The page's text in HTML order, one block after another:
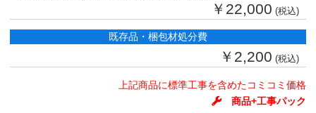
￥22,000 (税込)
既存品・梱包材処分費
￥2,200 (税込)
上記商品に標準工事を含めたコミコミ価格
商品+工事パック